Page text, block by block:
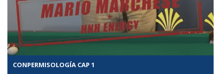
CONPERMISOLOGÍA CAP 1